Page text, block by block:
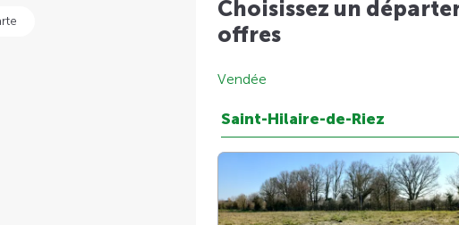
Choisissez un
offres
Vendée
Saint-Hilaire-de-Riez